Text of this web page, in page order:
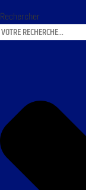
Rechercher